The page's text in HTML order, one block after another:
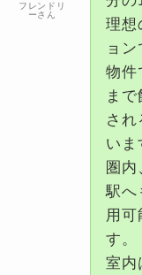
フレンドリ
ーさん
理想
ョ
物件
ま
され
いま
圏内
駅へ
用可
す。
室内